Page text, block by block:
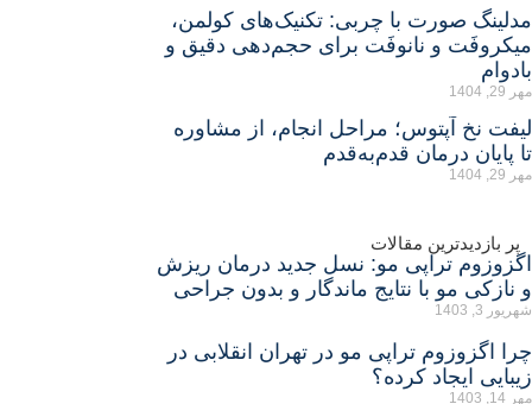
صورت با چربی: تکنیک‌های کولمن،
و نانوفَت برای حجم‌دهی دقیق و
29, 1404
نخ آپتوس؛ مراحل انجام، از مشاوره
پایان درمان قدم‌به‌قدم
29, 1404
پر بازدیدترین مقالات
تراپی مو: نسل جدید درمان ریزش
نازکی مو با نتایج ماندگار و بدون جراحی
3, 1403
اگزوزوم تراپی مو در تهران انقلابی در
ایجاد کرده؟
14, 1403